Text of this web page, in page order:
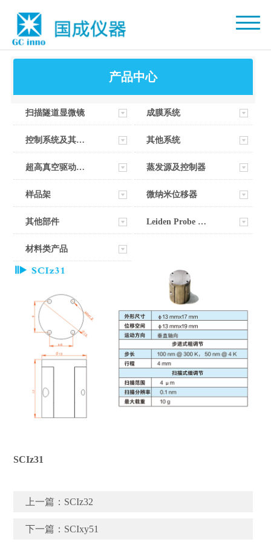
产品中心
扫描隧道显微镜 成膜系统
控制系统及其软件 其他系统
超高真空驱动器部件 蒸发源及控制器
样品架 微纳米位移器
其他部件 Leiden Probe Microscopy
材料类产品
SCIz31
上一篇： SCIz32
下一篇： SCIxy51